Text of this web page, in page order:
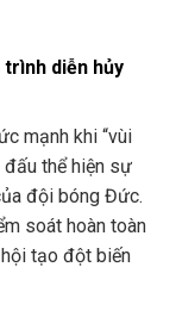
diễn hủy
mạnh khi “vùi
thể hiện sự
đội bóng Đức.
soát hoàn toàn
tạo đột biến